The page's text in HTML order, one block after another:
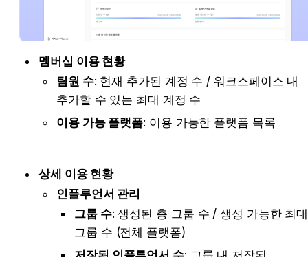
멤버십 이용 현황
팀원 수: 현재 추가된 계정 수 / 워크스페이스 내
추가할 수 있는 최대 계정 수
이용 가능 플랫폼: 이용 가능한 플랫폼 목록
상세 이용 현황
인플루언서 관리
그룹 수: 생성된 총 그룹 수 / 생성 가능한 최대
그룹 수 (전체 플랫폼)